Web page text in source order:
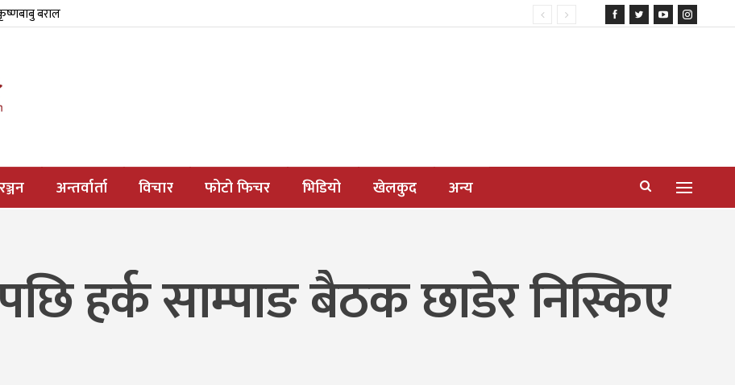
बराल
अन्तर्वार्ता विचार फोटो फिचर भिडियो खेलकुद अन्य
हर्क साम्पाङ बैठक छाडेर निस्किए